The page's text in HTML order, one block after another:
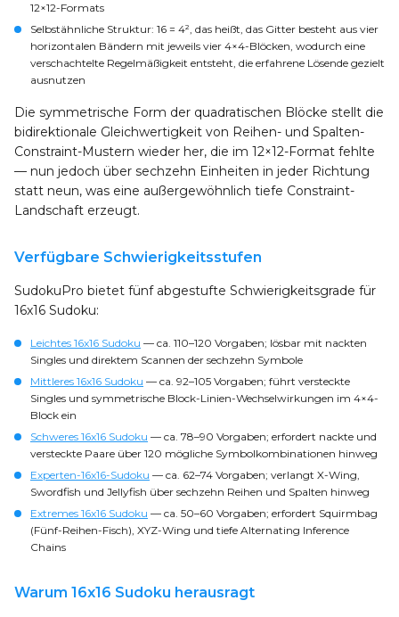
12×12-Formats
Selbstähnliche Struktur: 16 = 4², das heißt, das Gitter besteht aus vier
horizontalen Bändern mit jeweils vier 4×4-Blöcken, wodurch eine
verschachtelte Regelmäßigkeit entsteht, die erfahrene Lösende gezielt
ausnutzen
Die symmetrische Form der quadratischen Blöcke stellt die
bidirektionale Gleichwertigkeit von Reihen- und Spalten-
Constraint-Mustern wieder her, die im 12×12-Format fehlte
— nun jedoch über sechzehn Einheiten in jeder Richtung
statt neun, was eine außergewöhnlich tiefe Constraint-
Landschaft erzeugt.
Verfügbare Schwierigkeitsstufen
SudokuPro bietet fünf abgestufte Schwierigkeitsgrade für
16x16 Sudoku:
Leichtes 16x16 Sudoku — ca. 110–120 Vorgaben; lösbar mit nackten
Singles und direktem Scannen der sechzehn Symbole
Mittleres 16x16 Sudoku — ca. 92–105 Vorgaben; führt versteckte
Singles und symmetrische Block-Linien-Wechselwirkungen im 4×4-
Block ein
Schweres 16x16 Sudoku — ca. 78–90 Vorgaben; erfordert nackte und
versteckte Paare über 120 mögliche Symbolkombinationen hinweg
Experten-16x16-Sudoku — ca. 62–74 Vorgaben; verlangt X-Wing,
Swordfish und Jellyfish über sechzehn Reihen und Spalten hinweg
Extremes 16x16 Sudoku — ca. 50–60 Vorgaben; erfordert Squirmbag
(Fünf-Reihen-Fisch), XYZ-Wing und tiefe Alternating Inference
Chains
Warum 16x16 Sudoku herausragt